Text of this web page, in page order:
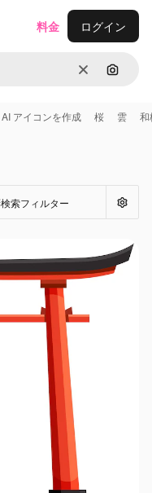
消去 画像で
料金 ログイン
AI アイコンを作成 桜 雲 和
検索フィルター